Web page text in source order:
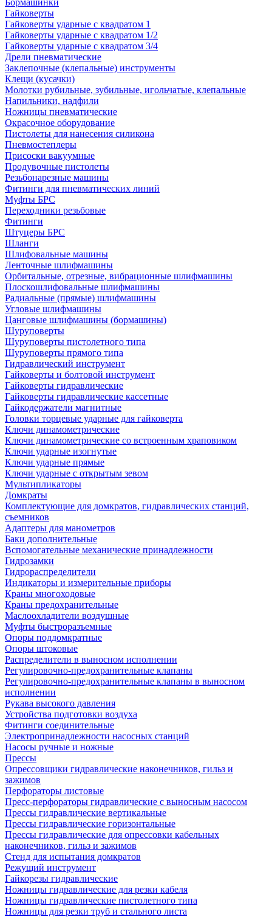
Бормашинки
Гайковерты
Гайковерты ударные с квадратом 1
Гайковерты ударные с квадратом 1/2
Гайковерты ударные с квадратом 3/4
Дрели пневматические
Заклепочные (клепальные) инструменты
Клещи (кусачки)
Молотки рубильные, зубильные, игольчатые, клепальные
Напильники, надфили
Ножницы пневматические
Окрасочное оборудование
Пистолеты для нанесения силикона
Пневмостеплеры
Присоски вакуумные
Продувочные пистолеты
Резьбонарезные машины
Фитинги для пневматических линий
Муфты БРС
Переходники резьбовые
Фитинги
Штуцеры БРС
Шланги
Шлифовальные машины
Ленточные шлифмашины
Орбитальные, отрезные, вибрационные шлифмашины
Плоскошлифовальные шлифмашины
Радиальные (прямые) шлифмашины
Угловые шлифмашины
Цанговые шлифмашины (бормашины)
Шуруповерты
Шуруповерты пистолетного типа
Шуруповерты прямого типа
Гидравлический инструмент
Гайковерты и болтовой инструмент
Гайковерты гидравлические
Гайковерты гидравлические кассетные
Гайкодержатели магнитные
Головки торцевые ударные для гайковерта
Ключи динамометрические
Ключи динамометрические со встроенным храповиком
Ключи ударные изогнутые
Ключи ударные прямые
Ключи ударные с открытым зевом
Мультипликаторы
Домкраты
Комплектующие для домкратов, гидравлических станций,
съемников
Адаптеры для манометров
Баки дополнительные
Вспомогательные механические принадлежности
Гидрозамки
Гидрораспределители
Индикаторы и измерительные приборы
Краны многоходовые
Краны предохранительные
Маслоохладители воздушные
Муфты быстроразъемные
Опоры поддомкратные
Опоры штоковые
Распределители в выносном исполнении
Регулировочно-предохранительные клапаны
Регулировочно-предохранительные клапаны в выносном
исполнении
Рукава высокого давления
Устройства подготовки воздуха
Фитинги соединительные
Электропринадлежности насосных станций
Насосы ручные и ножные
Прессы
Опрессовщики гидравлические наконечников, гильз и
зажимов
Перфораторы листовые
Пресс-перфораторы гидравлические с выносным насосом
Прессы гидравлические вертикальные
Прессы гидравлические горизонтальные
Прессы гидравлические для опрессовки кабельных
наконечников, гильз и зажимов
Стенд для испытания домкратов
Режущий инструмент
Гайкорезы гидравлические
Ножницы гидравлические для резки кабеля
Ножницы гидравлические пистолетного типа
Ножницы для резки труб и стального листа